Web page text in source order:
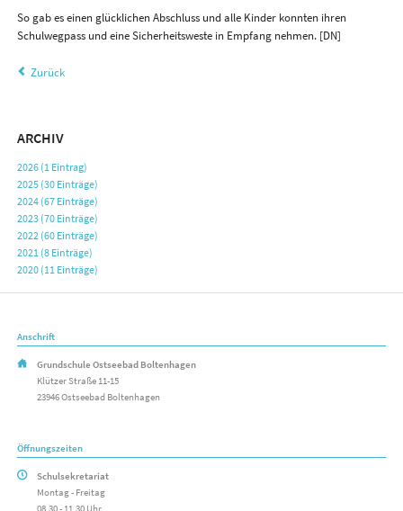
So gab es einen glücklichen Abschluss und alle Kinder konnten ihren
Schulwegpass und eine Sicherheitsweste in Empfang nehmen. [DN]
Zurück
ARCHIV
2026 (1 Eintrag)
2025 (30 Einträge)
2024 (67 Einträge)
2023 (70 Einträge)
2022 (60 Einträge)
2021 (8 Einträge)
2020 (11 Einträge)
Anschrift
Grundschule Ostseebad Boltenhagen
Klützer Straße 11-15
23946 Ostseebad Boltenhagen
Öffnungszeiten
Schulsekretariat
Montag - Freitag